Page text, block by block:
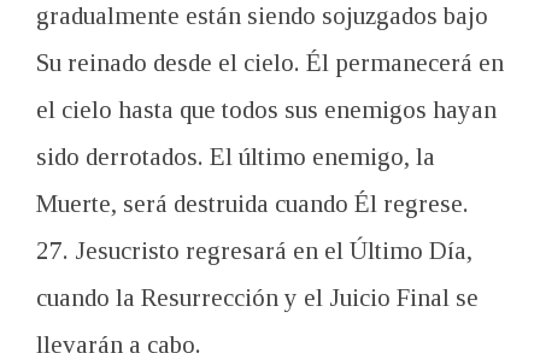
gradualmente están siendo sojuzgados bajo
Su reinado desde el cielo. Él permanecerá en
el cielo hasta que todos sus enemigos hayan
sido derrotados. El último enemigo, la
Muerte, será destruida cuando Él regrese.
27. Jesucristo regresará en el Último Día,
cuando la Resurrección y el Juicio Final se
llevarán a cabo.